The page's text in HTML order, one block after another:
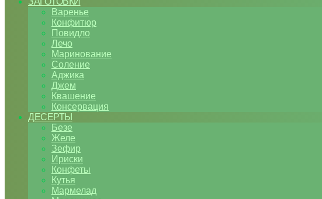
Варенье
Конфитюр
Повидло
Лечо
Маринование
Соление
Аджика
Джем
Квашение
Консервация
ДЕСЕРТЫ
Безе
Желе
Зефир
Ириски
Конфеты
Кутья
Мармелад